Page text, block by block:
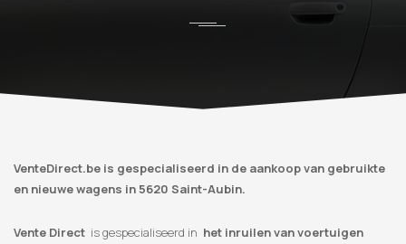
VenteDirect.be is gespecialiseerd in de aankoop van gebruikte
en nieuwe wagens in 5620 Saint-Aubin.
Vente Direct is gespecialiseerd in het inruilen van voertuigen